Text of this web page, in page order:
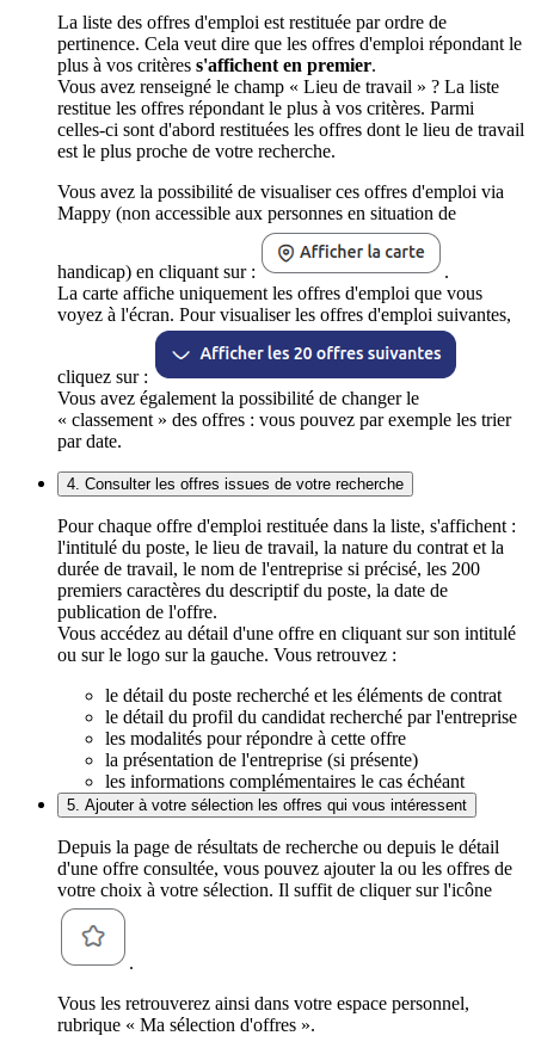
La liste des offres d'emploi est restituée par ordre de
pertinence. Cela veut dire que les offres d'emploi répondant le
plus à vos critères s'affichent en premier.
Vous avez renseigné le champ « Lieu de travail » ? La liste
restitue les offres répondant le plus à vos critères. Parmi
celles-ci sont d'abord restituées les offres dont le lieu de travail
est le plus proche de votre recherche.
Vous avez la possibilité de visualiser ces offres d'emploi via
Mappy (non accessible aux personnes en situation de
handicap) en cliquant sur :
.
La carte affiche uniquement les offres d'emploi que vous
voyez à l'écran. Pour visualiser les offres d'emploi suivantes,
cliquez sur :
Vous avez également la possibilité de changer le
« classement » des offres : vous pouvez par exemple les trier
par date.
4. Consulter les offres issues de votre recherche
Pour chaque offre d'emploi restituée dans la liste, s'affichent :
l'intitulé du poste, le lieu de travail, la nature du contrat et la
durée de travail, le nom de l'entreprise si précisé, les 200
premiers caractères du descriptif du poste, la date de
publication de l'offre.
Vous accédez au détail d'une offre en cliquant sur son intitulé
ou sur le logo sur la gauche. Vous retrouvez :
le détail du poste recherché et les éléments de contrat
le détail du profil du candidat recherché par l'entreprise
les modalités pour répondre à cette offre
la présentation de l'entreprise (si présente)
les informations complémentaires le cas échéant
5. Ajouter à votre sélection les offres qui vous intéressent
Depuis la page de résultats de recherche ou depuis le détail
d'une offre consultée, vous pouvez ajouter la ou les offres de
votre choix à votre sélection. Il suffit de cliquer sur l'icône
.
Vous les retrouverez ainsi dans votre espace personnel,
rubrique « Ma sélection d'offres ».